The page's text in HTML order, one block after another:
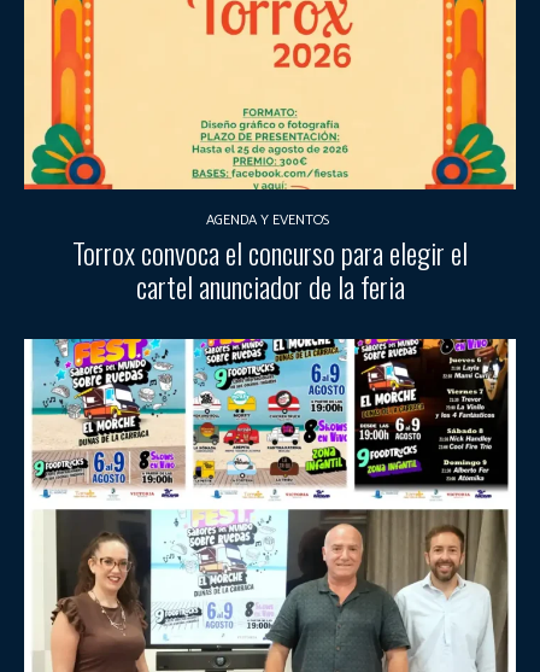
AGENDA Y EVENTOS
Torrox convoca el concurso para elegir el
cartel anunciador de la feria